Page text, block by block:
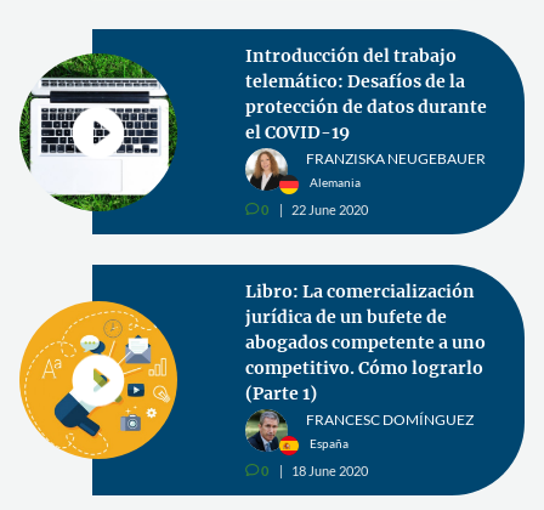
Introducción del trabajo
telemático: Desafíos de la
protección de datos durante
el COVID-19
FRANZISKA NEUGEBAUER
Alemania
v0 22 June 2020
Libro: La comercialización
jurídica de un bufete de
abogados competente a uno
competitivo. Cómo lograrlo
(Parte 1)
FRANCESC DOMÍNGUEZ
España
v0 18 June 2020